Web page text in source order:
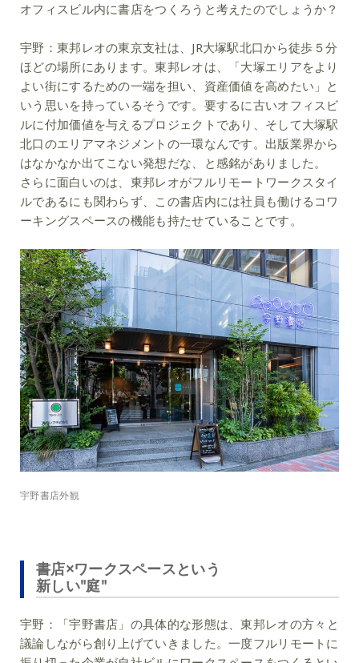
オフィスビル内に書店をつくろうと考えたのでしょうか？
宇野： 東邦レオの東京支社は、JR大塚駅北口から徒歩５分
ほどの場所にあります。東邦レオは、「大塚エリアをより
よい街にするための一端を担い、資産価値を高めたい」と
いう思いを持っているそうです。要するに古いオフィスビ
ルに付加価値を与えるプロジェクトであり、そして大塚駅
北口のエリアマネジメントの一環なんです。出版業界から
はなかなか出てこない発想だな、と感銘がありました。
さらに面白いのは、東邦レオがフルリモートワークスタイ
ルであるにも関わらず、この書店内には社員も働けるコワ
ーキングスペースの機能も持たせていることです。
宇野書店外観
書店×ワークスペースという
新しい"庭"
宇野：
「宇野書店」の具体的な形態は、東邦レオの方々と
議論しながら創り上げていきました。一度フルリモートに